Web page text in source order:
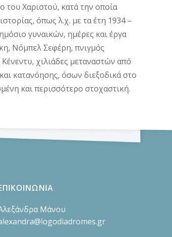
του Χαριστού, κατά την οποία
όπως λ.χ. με τα έτη 1934 –
γυναικών, ημέρες και έργα
Νόμπελ Σεφέρη, πνιγμός
χιλιάδες μεταναστών από
κατανόησης, όσων διεξοδικά στο
και περισσότερο στοχαστική.
Μάνου